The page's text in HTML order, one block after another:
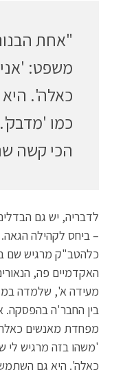
"אחת
משפט:
כאלה'.
כמו 'מדבק'.
הכי קשה
לדבריה, יש גם
– ביחס לקהילה
כלהטב"ק מרגיש שם
האקדמיים פה,
מעידה א', שלמדה
בין החבר'ה בהפסקה.
מפחדת מאנשים
'משהו בזה מרגיש
כאלה'. היא גם